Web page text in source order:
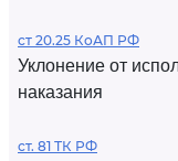
ст 20.25 КоАП РФ
Уклонение от
наказания
ст. 81 ТК РФ